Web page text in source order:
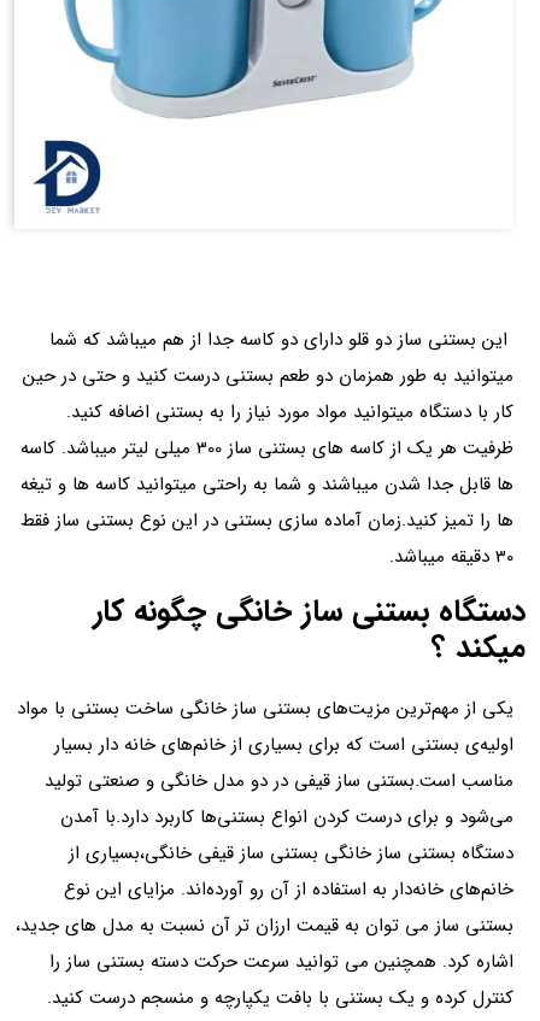
این بستنی ساز دو قلو دارای دو کاسه جدا از هم میباشد که شما
میتوانید به طور همزمان دو طعم بستنی درست کنید و حتی در حین
کار با دستگاه میتوانید مواد مورد نیاز را به بستنی اضافه کنید.
ظرفیت هر یک از کاسه های بستنی ساز 300 میلی لیتر میباشد. کاسه
ها قابل جدا شدن میباشند و شما به راحتی میتوانید کاسه ها و تیغه
ها را تمیز کنید.زمان آماده سازی بستنی در این نوع بستنی ساز فقط
30 دقیقه میباشد.
دستگاه بستنی ساز خانگی چگونه کار
میکند ؟
یکی از مهم‌ترین مزیت‌های بستنی ساز خانگی ساخت بستنی با مواد
اولیه‌ی بستنی است که برای بسیاری از خانم‌های خانه‌ دار بسیار
مناسب است.بستنی ساز قیفی در دو مدل خانگی و صنعتی تولید
می‌شود و برای درست کردن انواع بستنی‌ها کاربرد دارد.با آمدن
دستگاه بستنی ساز خانگی بستنی ساز قیفی خانگی،بسیاری از
خانم‌های خانه‌دار به استفاده از آن رو آورده‌اند. مزایای این نوع
بستنی ساز می توان به قیمت ارزان تر آن نسبت به مدل‌ های جدید،
اشاره کرد. همچنین می توانید سرعت حرکت دسته بستنی‌ ساز را
کنترل کرده و یک بستنی با بافت یکپارچه و منسجم درست کنید.